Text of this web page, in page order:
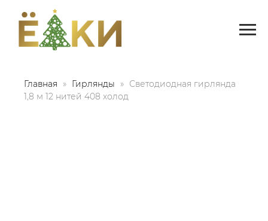
Главная Гирлянды
Светодиодная гирлянда
1,8 м 12 нитей 408 холод